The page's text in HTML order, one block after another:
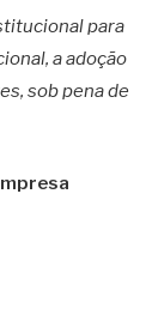
para
a adoção
sob pena de